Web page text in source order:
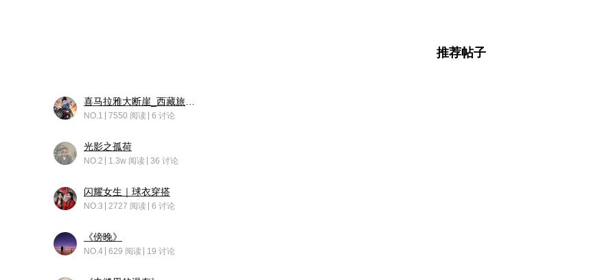
推荐帖子
NO.1 7550 阅读 6 讨论
光影之孤荷
NO.2 1.3w 阅读 36 讨论
闪耀女生｜球衣穿搭
NO.3 2727 阅读 6 讨论
《傍晚》
NO.4 629 阅读 19 讨论